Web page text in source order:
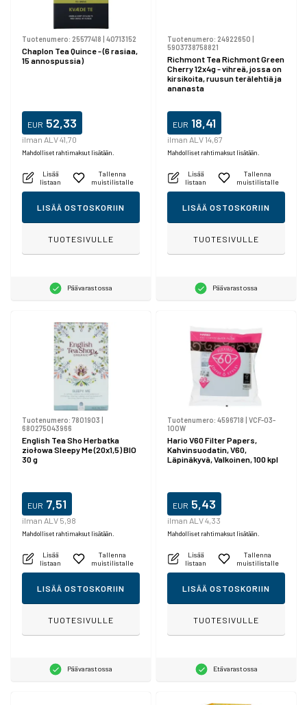
Tuotenumero: 25577418 40713152
Chaplon Tea Quince - (6 rasiaa,
15 annospussia)
EUR 52,33
ilman ALV 41,70
Mahdolliset rahtimaksut lisätään.
Lisää
listaan
Tallenna
muistilistalle
LISÄÄ OSTOSKORIIN
TUOTESIVULLE
Päävarastossa
Tuotenumero: 24922650
5903738758821
Richmont Tea Richmont Green
Cherry 12x4g - vihreä, jossa on
kirsikoita, ruusun terälehtiä ja
ananasta
EUR 18,41
ilman ALV 14,67
Mahdolliset rahtimaksut lisätään.
Lisää
listaan
Tallenna
muistilistalle
LISÄÄ OSTOSKORIIN
TUOTESIVULLE
Päävarastossa
Tuotenumero: 7801903
680275043966
English Tea Sho Herbatka
ziołowa Sleepy Me (20x1,5) BIO
30 g
EUR 7,51
ilman ALV 5,98
Mahdolliset rahtimaksut lisätään.
Lisää
listaan
Tallenna
muistilistalle
LISÄÄ OSTOSKORIIN
TUOTESIVULLE
Päävarastossa
Tuotenumero: 4596718
VCF-03-
100W
Hario V60 Filter Papers,
Kahvinsuodatin, V60,
Läpinäkyvä, Valkoinen, 100 kpl
EUR 5,43
ilman ALV 4,33
Mahdolliset rahtimaksut lisätään.
Lisää
listaan
Tallenna
muistilistalle
LISÄÄ OSTOSKORIIN
TUOTESIVULLE
Etävarastossa